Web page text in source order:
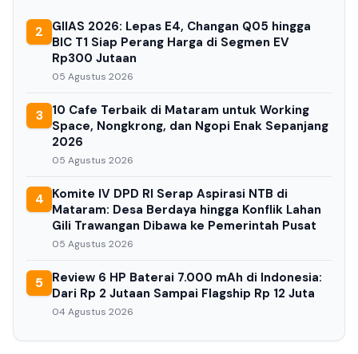
2
GIIAS 2026: Lepas E4, Changan Q05 hingga
BIC T1 Siap Perang Harga di Segmen EV
Rp300 Jutaan
05 Agustus 2026
3
10 Cafe Terbaik di Mataram untuk Working
Space, Nongkrong, dan Ngopi Enak Sepanjang
2026
05 Agustus 2026
4 Komite IV DPD RI Serap Aspirasi NTB di
Mataram: Desa Berdaya hingga Konflik Lahan
Gili Trawangan Dibawa ke Pemerintah Pusat
05 Agustus 2026
5
Review 6 HP Baterai 7.000 mAh di Indonesia:
Dari Rp 2 Jutaan Sampai Flagship Rp 12 Juta
04 Agustus 2026